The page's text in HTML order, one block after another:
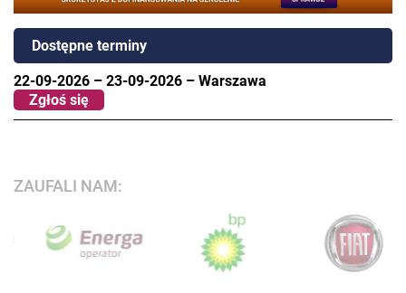
Dostępne terminy
22-09-2026 – 23-09-2026 – Warszawa
Zgłoś się
ZAUFALI NAM: